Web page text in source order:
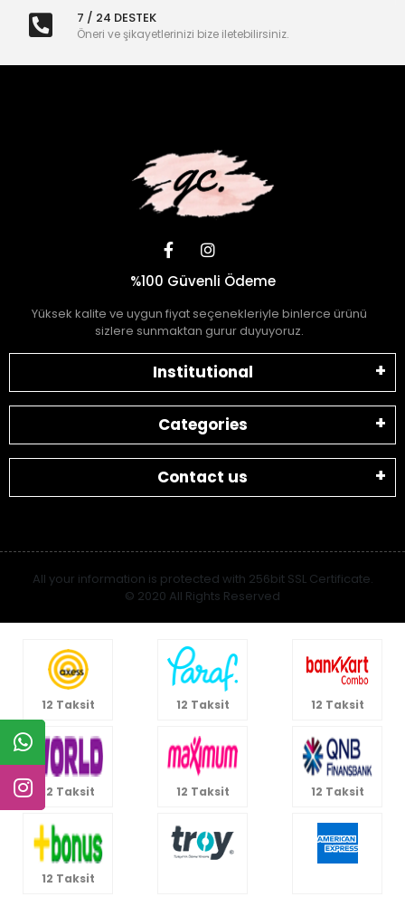
7 / 24 DESTEK
Öneri ve şikayetlerinizi bize iletebilirsiniz.
%100 Güvenli Ödeme
Yüksek kalite ve uygun fiyat seçenekleriyle binlerce ürünü
sizlere sunmaktan gurur duyuyoruz.
Institutional
Categories
Contact us
All your information is protected with 256bit SSL Certificate.
© 2020 All Rights Reserved
12 Taksit 12 Taksit 12 Taksit
12 Taksit 12 Taksit 12 Taksit
12 Taksit